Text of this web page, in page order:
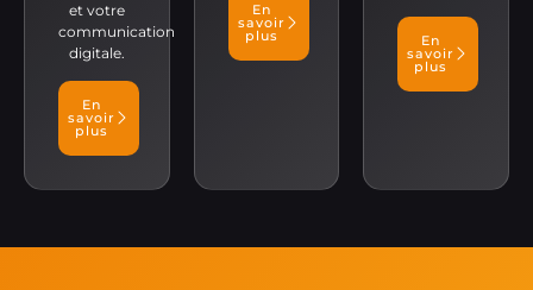
et votre
communication
digitale.
En
savoir
plus
En
savoir
plus En
savoir
plus